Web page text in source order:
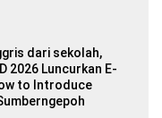
dari sekolah,
2026 Luncurkan E-
to Introduce